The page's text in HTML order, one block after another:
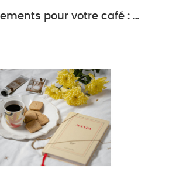
4 accompagnements pour votre café : biscuits et chocolat à grignoter